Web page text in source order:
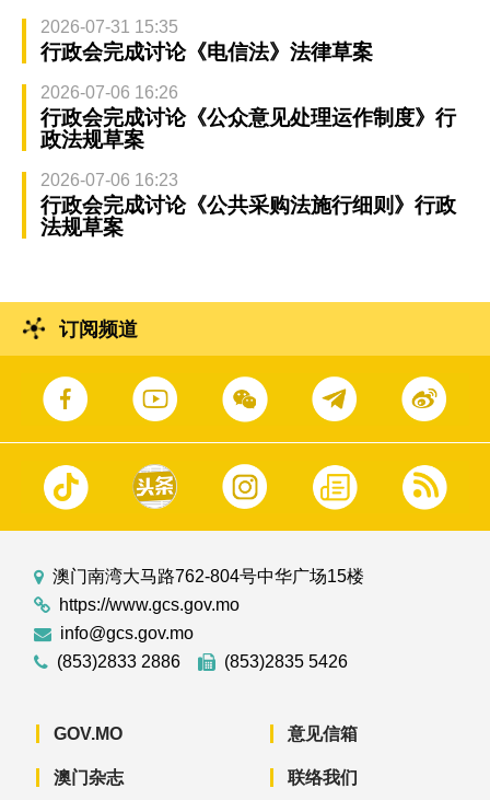
2026-07-31 15:35
行政会完成讨论《电信法》法律草案
2026-07-06 16:26
行政会完成讨论《公众意见处理运作制度》行
政法规草案
2026-07-06 16:23
行政会完成讨论《公共采购法施行细则》行政
法规草案
订阅频道
澳门南湾大马路762-804号中华广场15楼
https://www.gcs.gov.mo
info@gcs.gov.mo
(853)2833 2886
(853)2835 5426
GOV.MO
澳门杂志
意见信箱
联络我们